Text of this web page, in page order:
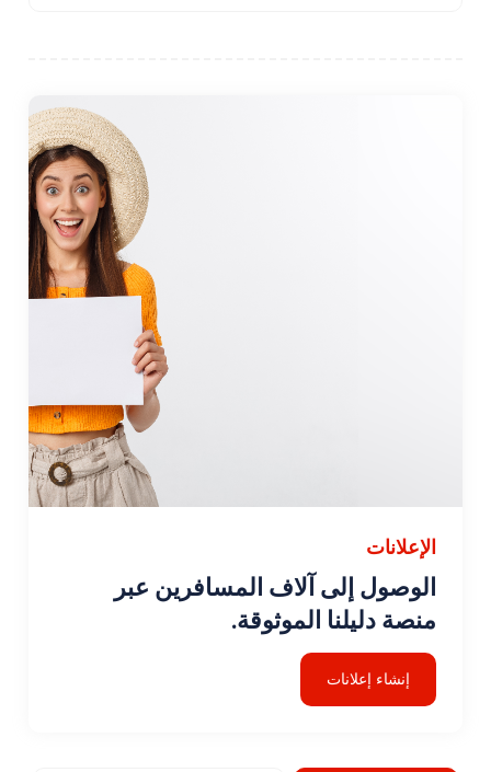
الإعلانات
الوصول إلى آلاف المسافرين عبر
منصة دليلنا الموثوقة.
إنشاء إعلانات